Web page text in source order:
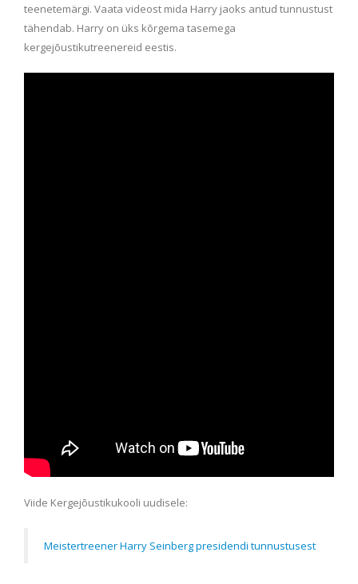
teenetemärgi. Vaata videost mida Harry jaoks antud tunnustust
tähendab. Harry on üks kõrgema tasemega
kergejõustikutreenereid eestis.
Viide Kergejõustikukooli uudisele:
Meistertreener Harry Seinberg presidendi tunnustusest